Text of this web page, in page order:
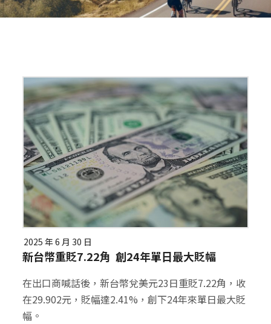
2025 年 6 月 30 日
新台幣重貶7.22角 創24年單日最大貶幅
在出口商喊話後，新台幣兌美元23日重貶7.22角，收
在29.902元，貶幅達2.41%，創下24年來單日最大貶
幅。